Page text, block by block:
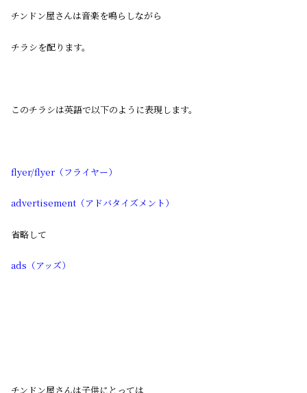
チンドン屋さんは音楽を鳴らしながら
チラシを配ります。
このチラシは英語で以下のように表現します。
flyer/flyer（フライヤー）
advertisement（アドバタイズメント）
省略して
ads（アッズ）
チンドン屋さんは子供にとっては